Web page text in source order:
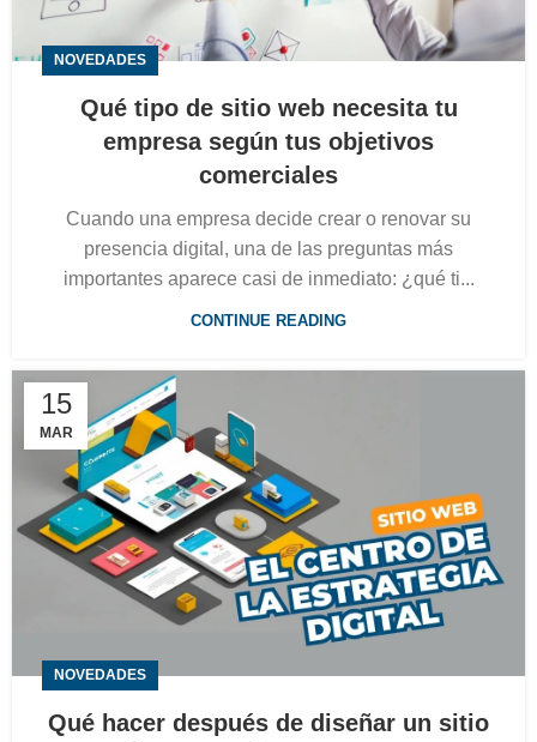
NOVEDADES
Qué tipo de sitio web necesita tu
empresa según tus objetivos
comerciales
Cuando una empresa decide crear o renovar su
presencia digital, una de las preguntas más
importantes aparece casi de inmediato: ¿qué ti...
CONTINUE READING
15
MAR
NOVEDADES
Qué hacer después de diseñar un sitio